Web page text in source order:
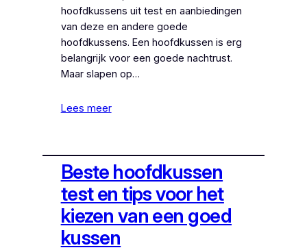
hoofdkussens uit test en aanbiedingen
van deze en andere goede
hoofdkussens. Een hoofdkussen is erg
belangrijk voor een goede nachtrust.
Maar slapen op…
Lees meer
Beste hoofdkussen
test en tips voor het
kiezen van een goed
kussen